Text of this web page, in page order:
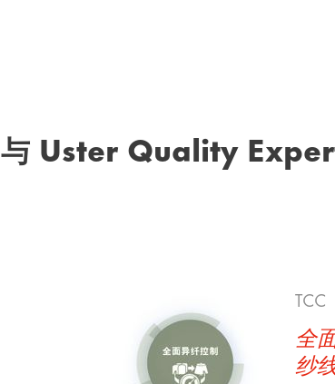
与 Uster Quality
纺纱
纺
析